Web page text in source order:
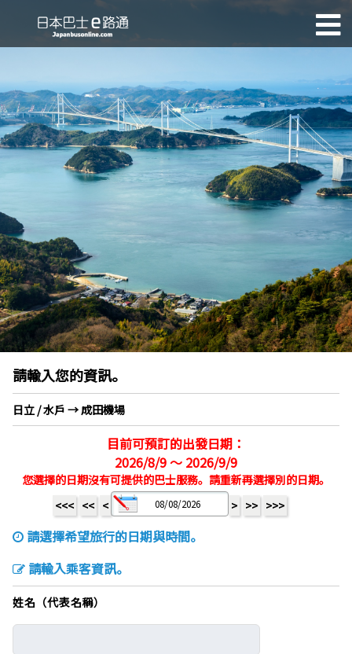
請輸入您的資訊。
日立 / 水戶 → 成田機場
目前可預訂的出發日期：
2026/8/9 ～ 2026/9/9
您選擇的日期沒有可提供的巴士服務。請重新再選擇別的日期。
<<< << < > >> >>>
請選擇希望旅行的日期與時間。
請輸入乘客資訊。
姓名（代表名稱）